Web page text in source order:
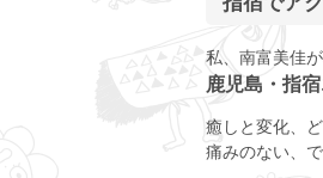
私、南富美佳
鹿児島・指
癒しと変化、
痛みのない、